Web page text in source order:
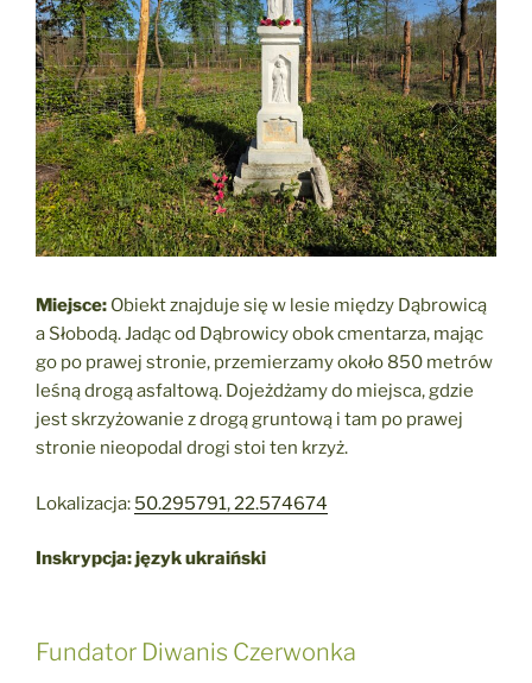
Miejsce: Obiekt znajduje się w lesie między Dąbrowicą
a Słobodą. Jadąc od Dąbrowicy obok cmentarza, mając
go po prawej stronie, przemierzamy około 850 metrów
leśną drogą asfaltową. Dojeżdżamy do miejsca, gdzie
jest skrzyżowanie z drogą gruntową i tam po prawej
stronie nieopodal drogi stoi ten krzyż.
Lokalizacja: 50.295791, 22.574674
Inskrypcja: język ukraiński
Fundator Diwanis Czerwonka